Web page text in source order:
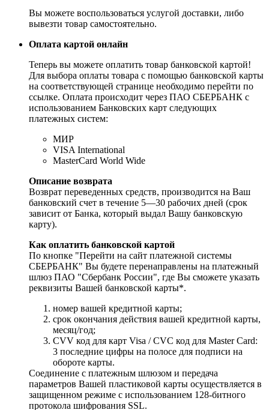
Вы можете воспользоваться услугой доставки, либо
вывезти товар самостоятельно.
Оплата картой онлайн
Теперь вы можете оплатить товар банковской картой!
Для выбора оплаты товара с помощью банковской карты
на соответствующей странице необходимо перейти по
ссылке. Оплата происходит через ПАО СБЕРБАНК с
использованием Банковских карт следующих
платежных систем:
МИР
VISA International
MasterCard World Wide
Описание возврата
Возврат переведенных средств, производится на Ваш
банковский счет в течение 5—30 рабочих дней (срок
зависит от Банка, который выдал Вашу банковскую
карту).
Как оплатить банковской картой
По кнопке "Перейти на сайт платежной системы
СБЕРБАНК" Вы будете перенаправлены на платежный
шлюз ПАО "Сбербанк России", где Вы сможете указать
реквизиты Вашей банковской карты*.
номер вашей кредитной карты;
cрок окончания действия вашей кредитной карты,
месяц/год;
CVV код для карт Visa / CVC код для Master Card:
3 последние цифры на полосе для подписи на
обороте карты.
Соединение с платежным шлюзом и передача
параметров Вашей пластиковой карты осуществляется в
защищенном режиме с использованием 128-битного
протокола шифрования SSL.